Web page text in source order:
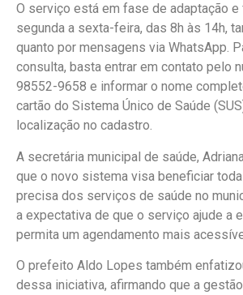
O serviço está em fase de adaptação e
segunda a sexta-feira, das 8h às 14h,
quanto por mensagens via WhatsApp.
consulta, basta entrar em contato pelo
98552-9658 e informar o nome
cartão do Sistema Único de Saúde
localização no cadastro.
A secretária municipal de saúde,
que o novo sistema visa beneficiar
precisa dos serviços de saúde no
a expectativa de que o serviço ajude a
permita um agendamento mais
O prefeito Aldo Lopes também
dessa iniciativa, afirmando que a